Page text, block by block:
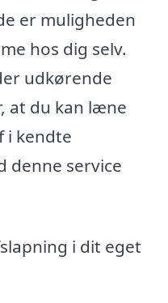
er muligheden
hos dig selv.
udkørende
at du kan læne
i kendte
denne service
i dit eget